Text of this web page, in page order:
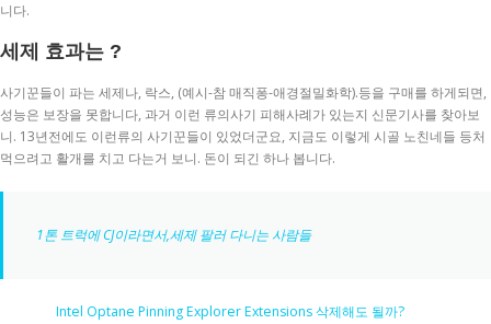
니다.
세제 효과는 ?
사기꾼들이 파는 세제나, 락스, (예시-참 매직퐁-애경절밀화학).등을 구매를 하게되면,
성능은 보장을 못합니다, 과거 이런 류의사기 피해사례가 있는지 신문기사를 찾아보
니. 13년전에도 이런류의 사기꾼들이 있었더군요, 지금도 이렇게 시골 노친네들 등처
먹으려고 활개를 치고 다는거 보니. 돈이 되긴 하나 봅니다.
1톤 트럭에 CJ이라면서,세제 팔러 다니는 사람들
Intel Optane Pinning Explorer Extensions 삭제해도 될까?